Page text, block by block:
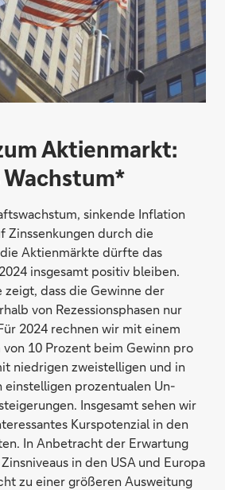
Aktienmarkt:
sinkende Inflation
Zinssenkungen durch die
Aktienmärkte dürfte das
insgesamt positiv bleiben.
dass die Gewinne der
von Rezessionsphasen nur
2024 rechnen wir mit einem
10 Prozent beim Gewinn pro
niedrigen zweistelligen und in
einstelligen prozentualen Un-
Insgesamt sehen wir
Kurspotenzial in den
In Anbetracht der Erwartung
in den USA und Europa
zu einer größeren Ausweitung